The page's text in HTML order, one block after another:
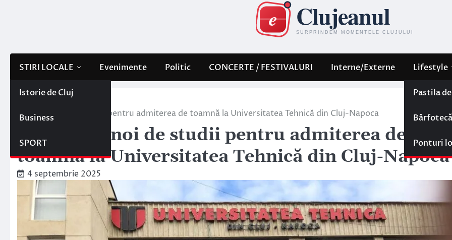
STIRI LOCALE
Istorie de Cluj
Business
SPORT
Evenimente Politic CONCERTE / FESTIVALURI Interne/Externe Lifestyle
Pastila
Bârfotecă
Ponturi
Stiri locale
Programe noi de studii pentru admiterea de toamnă la Universitatea Tehnică din Cluj-Napoca
Programe noi de studii pentru admiterea de
toamnă la Universitatea Tehnică din Cluj-Napoca
4 septembrie 2025